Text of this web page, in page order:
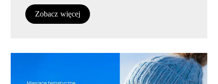
Zobacz więcej